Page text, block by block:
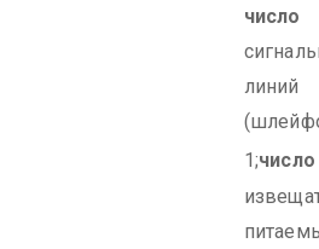
число
линий
1;число